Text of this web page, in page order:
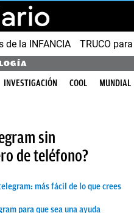
de la INFANCIA TRUCO
INVESTIGACIÓN COOL MUNDIAL
sin
de teléfono?
más fácil de lo que crees
para que sea una ayuda